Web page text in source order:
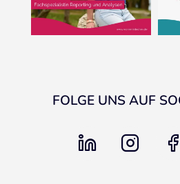
FOLGE UNS AUF
linkedin